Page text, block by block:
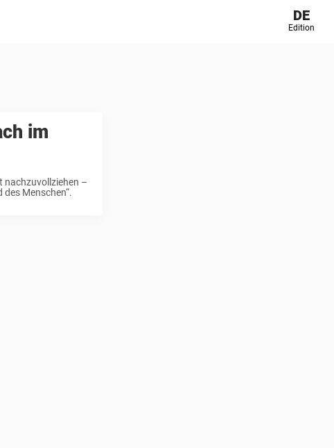
DE
Edition
im
nachzuvollziehen –
Menschen“.